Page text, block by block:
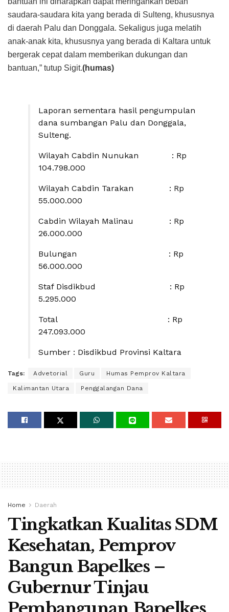
saudara-saudara kita yang berada di Sulteng, khususnya
di daerah Palu dan Donggala. Sekaligus juga melatih
anak-anak kita, khususnya yang berada di Kaltara untuk
bergerak cepat dalam memberikan dukungan dan
bantuan,” tutup Sigit.(humas)
Laporan sementara hasil pengumpulan
dana sumbangan Palu dan Donggala,
Sulteng.
Wilayah Cabdin Nunukan : Rp
104.798.000
Wilayah Cabdin Tarakan : Rp
55.000.000
Cabdin Wilayah Malinau : Rp
26.000.000
Bulungan : Rp
56.000.000
Staf Disdikbud : Rp
5.295.000
Total : Rp
247.093.000
Sumber : Disdikbud Provinsi Kaltara
Tags: Advetorial Guru Humas Pemprov Kaltara
Kalimantan Utara Penggalangan Dana
Home Daerah
Tingkatkan Kualitas SDM
Kesehatan, Pemprov
Bangun Bapelkes –
Gubernur Tinjau